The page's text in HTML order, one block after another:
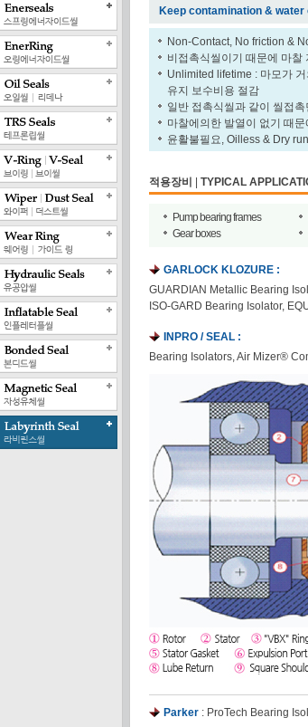
Keep contamination &
Non-Contact, No friction &
비접촉식씰이기 때문에 마찰
Unlimited lifetime : 마모가
유지 보수비용 절감
일반 접촉식씰과 같이 씰접
마찰에의한 발열이 없기 때
윤활불필요, Oilless & Dry
적용장비 TYPICAL
Pump bearing frames
Gear boxes
GARLOCK KLOZURE :
GUARDIAN Metallic Bearing
ISO-GARD Bearing Isolator,
INPRO / SEAL :
Bearing Isolators, Air Mizer®
Parker : ProTech Bearing